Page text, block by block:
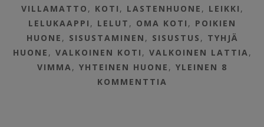
VILLAMATTO , KOTI , LASTENHUONE , LEIKKI ,
LELUKAAPPI , LELUT , OMA KOTI , POIKIEN
HUONE , SISUSTAMINEN , SISUSTUS , TYHJÄ
HUONE , VALKOINEN KOTI , VALKOINEN LATTIA ,
VIMMA ,YHTEINEN HUONE ,YLEINEN 8
KOMMENTTIA